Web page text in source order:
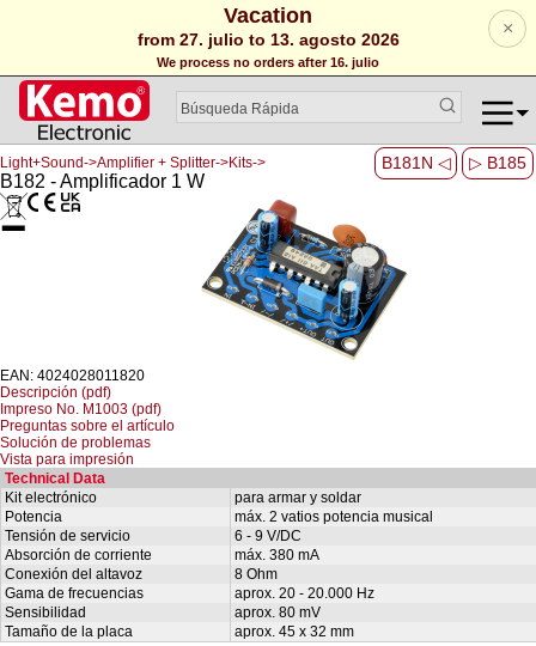
Vacation
from 27. julio to 13. agosto 2026
We process no orders after 16. julio
×
B181N ◁ ▷ B185
Light+Sound->Amplifier + Splitter->Kits->
B182 - Amplificador 1 W
EAN: 4024028011820
Descripción (pdf)
Impreso No. M1003 (pdf)
Preguntas sobre el artículo
Solución de problemas
Vista para impresión
Technical Data
Kit electrónico
para armar y soldar
Potencia
máx. 2 vatios potencia musical
Tensión de servicio
6 - 9 V/DC
Absorción de corriente
máx. 380 mA
Conexión del altavoz
8 Ohm
Gama de frecuencias
aprox. 20 - 20.000 Hz
Sensibilidad
aprox. 80 mV
Tamaño de la placa
aprox. 45 x 32 mm